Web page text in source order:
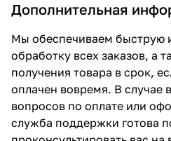
Дополнительная
Мы обеспечиваем быструю
обработку всех заказов, а
получения товара в срок,
оплачен вовремя. В случае
вопросов по оплате или
служба поддержки готова